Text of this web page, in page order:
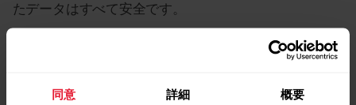
同意 詳細 概要
たデータはすべて安全です。
Vantage M/Vantage V を工場出荷時設定にリセット